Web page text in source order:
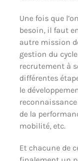
Une fois que
besoin, il faut
autre mission
gestion du
recrutement à
différentes
le
de la
mobilité, etc.
Et chacune de